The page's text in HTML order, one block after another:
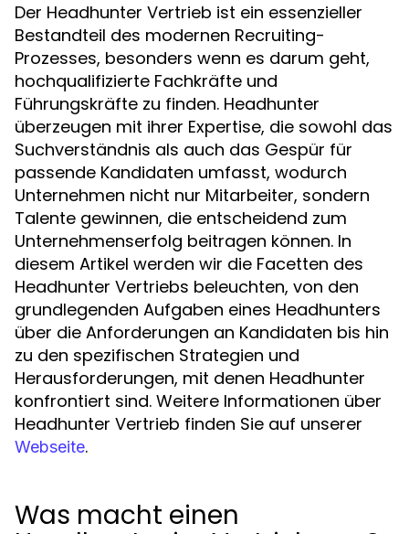
Der Headhunter Vertrieb ist ein essenzieller
Bestandteil des modernen Recruiting-
Prozesses, besonders wenn es darum geht,
hochqualifizierte Fachkräfte und
Führungskräfte zu finden. Headhunter
überzeugen mit ihrer Expertise, die sowohl das
Suchverständnis als auch das Gespür für
passende Kandidaten umfasst, wodurch
Unternehmen nicht nur Mitarbeiter, sondern
Talente gewinnen, die entscheidend zum
Unternehmenserfolg beitragen können. In
diesem Artikel werden wir die Facetten des
Headhunter Vertriebs beleuchten, von den
grundlegenden Aufgaben eines Headhunters
über die Anforderungen an Kandidaten bis hin
zu den spezifischen Strategien und
Herausforderungen, mit denen Headhunter
konfrontiert sind. Weitere Informationen über
Headhunter Vertrieb finden Sie auf unserer
Webseite.
Was macht einen